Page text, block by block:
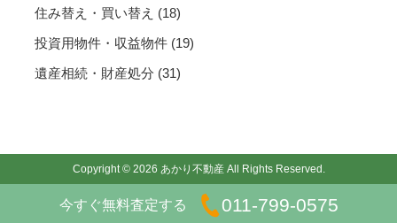
今すぐ無料査定する 011-799-0575
住み替え・買い替え (18)
投資用物件・収益物件(19)
遺産相続・財産処分 (31)
Copyright © 2026 あかり不動産 All Rights Reserved.